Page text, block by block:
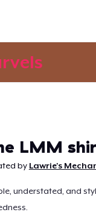
LMM
by Lawrie's
understated, and